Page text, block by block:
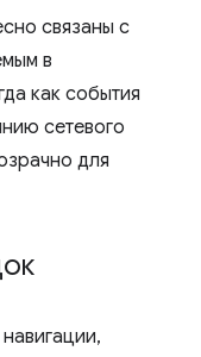
связаны с
в
как события
сетевого
для